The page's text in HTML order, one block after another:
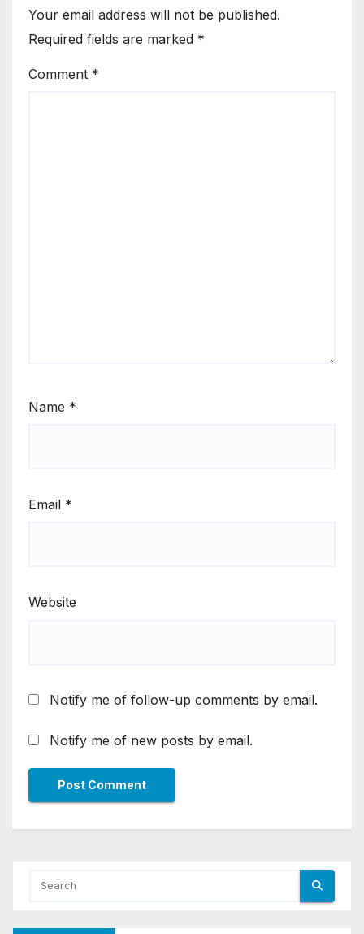
Your email address will not be published.
Required fields are marked *
Comment *
Name *
Email *
Website
Notify me of follow-up comments by email.
Notify me of new posts by email.